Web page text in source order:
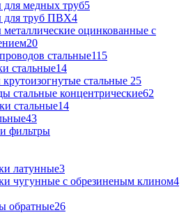
медных труб5
для труб ПВХ4
оцинкованные с
20
стальные115
стальные14
стальные 25
стальные концентрические62
стальные14
43
фильтры
латунные3
чугунные с обрезиненым клином4
обратные26